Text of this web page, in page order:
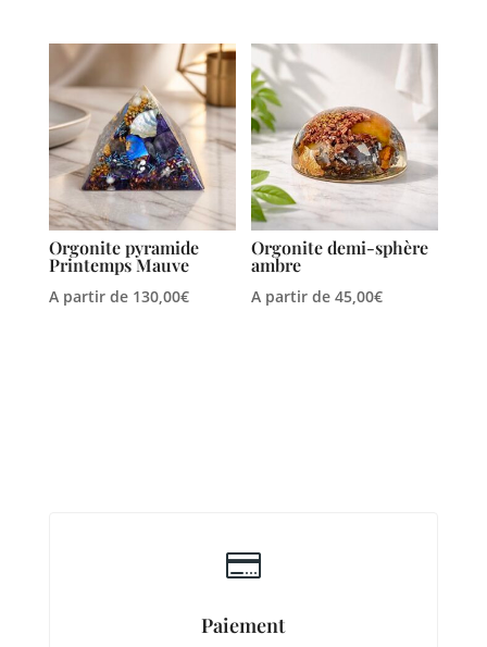
Orgonite pyramide
Printemps Mauve
A partir de 130,00€
Orgonite demi-sphère
ambre
A partir de45,00€

Paiement